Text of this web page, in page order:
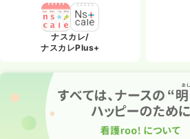
ナスカレ/
ナスカレPlus+